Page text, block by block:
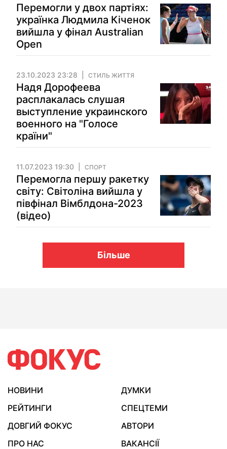
Перемогли у двох партіях:
українка Людмила Кіченок
вийшла у фінал Australian
Open
23.10.2023 23:28 СТИЛЬ ЖИТТЯ
Надя Дорофеева
расплакалась слушая
выступление украинского
военного на "Голосе
країни"
11.07.2023 19:30 СПОРТ
Перемогла першу ракетку
світу: Світоліна вийшла у
півфінал Вімблдона-2023
(відео)
Більше
НОВИНИ
ДУМКИ
РЕЙТИНГИ
СПЕЦТЕМИ
ДОВГИЙ ФОКУС
АВТОРИ
ПРО НАС
ВАКАНСІЇ